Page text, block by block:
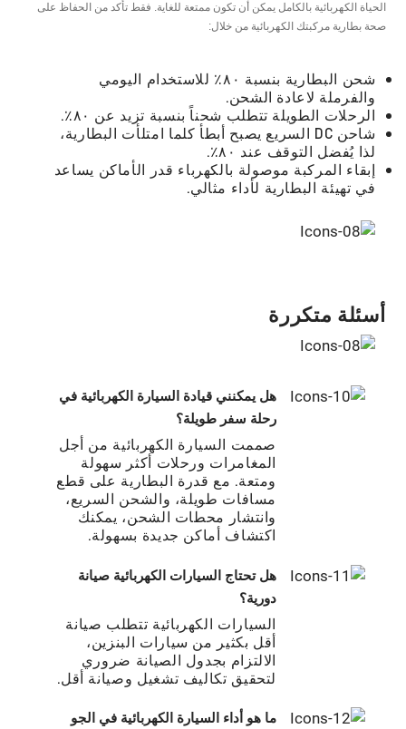
اﻟﺤﻴﺎة اﻟﻜﻬﺮﺑﺎﺋﻴﺔ ﺑﺎﻟﻜﺎﻣﻞ ﻳﻤﻜﻦ أن ﺗﻜﻮن ﻣﻤﺘﻌﺔ ﻟﻠﻐﺎﻳﺔ. ﻓﻘﻂ ﺗﺄﻛﺪ ﻣﻦ اﻟﺤﻔﺎظ ﻋﻠﻰ
ﺻﺤﺔ ﺑﻄﺎرﻳﺔ ﻣﺮﻛﺒﺘﻚ اﻟﻜﻬﺮﺑﺎﺋﻴﺔ ﻣﻦ ﺧﻼل:
ﺷﺤﻦ اﻟﺒﻄﺎرﻳﺔ ﺑﻨﺴﺒﺔ ٨٠٪ ﻟﻼﺳﺘﺨﺪام اﻟﻴﻮﻣﻲ
واﻟﻔﺮﻣﻠﺔ لاﻋﺎدة اﻟﺸﺤﻦ.
اﻟﺮﺣﻼت اﻟﻄﻮﻳﻠﺔ ﺗﺘﻄﻠﺐ شحناً ﺑﻨﺴﺒﺔ ﺗﺰﻳﺪ ﻋﻦ ٨٠٪.
ﺷﺎﺣﻦ DC اﻟﺴﺮﻳﻊ ﻳﺼﺒﺢ أﺑﻄﺄ ﻛﻠﻤﺎ امتلأت اﻟﺒﻄﺎرﻳﺔ،
ﻟﺬا ﻳُﻔﻀﻞ اﻟﺘﻮﻗﻒ ﻋﻨﺪ ٨٠٪.
إﺑﻘﺎء اﻟﻤﺮﻛﺒﺔ ﻣﻮﺻﻮﻟﺔ ﺑﺎﻟﻜﻬﺮﺑﺎء ﻗﺪر الأماكن ﻳﺴﺎﻋﺪ
ﻓﻲ ﺗﻬﻴﺌﺔ اﻟﺒﻄﺎرﻳﺔ لأداء ﻣﺜﺎﻟﻲ.
أﺳﺌﻠﺔ ﻣﺘﻜﺮرة
ﻫﻞ ﻳﻤﻜﻨﻨﻲ ﻗﻴﺎدة اﻟﺴﻴﺎرة اﻟﻜﻬﺮﺑﺎﺋﻴﺔ ﻓﻲ
رﺣﻠﺔ ﺳﻔﺮ ﻃﻮﻳﻠﺔ؟
ﺻﻤﻤﺖ اﻟﺴﻴﺎرة اﻟﻜﻬﺮﺑﺎﺋﻴﺔ ﻣﻦ أﺟﻞ
اﻟﻤﻐﺎﻣﺮات ورﺣﻼت أﻛﺜﺮ ﺳﻬﻮﻟﺔ
وﻣﺘﻌﺔ. ﻣﻊ ﻗﺪرة اﻟﺒﻄﺎرﻳﺔ ﻋﻠﻰ ﻗﻄﻊ
ﻣﺴﺎﻓﺎت ﻃﻮﻳﻠﺔ، واﻟﺸﺤﻦ اﻟﺴﺮﻳﻊ،
واﻧﺘﺸﺎر ﻣﺤﻄﺎت اﻟﺸﺤﻦ، ﻳﻤﻜﻨﻚ
اﻛﺘﺸﺎف أﻣﺎﻛﻦ ﺟﺪﻳﺪة ﺑﺴﻬﻮﻟﺔ.
ﻫﻞ ﺗﺤﺘﺎج اﻟﺴﻴﺎرات اﻟﻜﻬﺮﺑﺎﺋﻴﺔ ﺻﻴﺎﻧﺔ
دورﻳﺔ؟
اﻟﺴﻴﺎرات اﻟﻜﻬﺮﺑﺎﺋﻴﺔ ﺗﺘﻄﻠﺐ ﺻﻴﺎﻧﺔ
أﻗﻞ ﺑﻜﺜﻴﺮ ﻣﻦ ﺳﻴﺎرات اﻟﺒﻨﺰﻳﻦ،
اﻻﻟﺘﺰام ﺑﺠﺪول اﻟﺼﻴﺎﻧﺔ ﺿﺮوري
ﻟﺘﺤﻘﻴﻖ ﺗﻜﺎﻟﻴﻒ ﺗﺸﻐﻴﻞ وﺻﻴﺎﻧﺔ أﻗﻞ.
ﻣﺎ ﻫﻮ أداء اﻟﺴﻴﺎرة اﻟﻜﻬﺮﺑﺎﺋﻴﺔ ﻓﻲ اﻟﺠﻮ